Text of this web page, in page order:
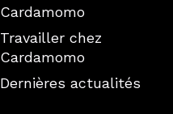
Cardamomo
Travailler chez
Cardamomo
Dernières actualités